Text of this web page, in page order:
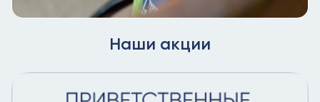
Наши акции